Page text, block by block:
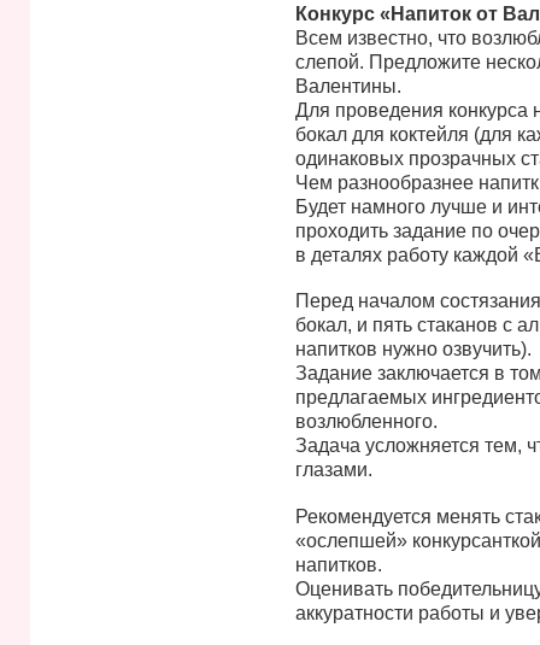
Конкурс «Напиток от
Всем известно, что
слепой. Предложите
Валентины.
Для проведения конкурса
бокал для коктейля (для
одинаковых прозрачных
Чем разнообразнее
Будет намного лучше и
проходить задание по
в деталях работу каждой
Перед началом
бокал, и пять стаканов с
напитков нужно озвучить).
Задание заключается в
предлагаемых
возлюбленного.
Задача усложняется тем,
глазами.
Рекомендуется менять
«ослепшей»
напитков.
Оценивать
аккуратности работы и